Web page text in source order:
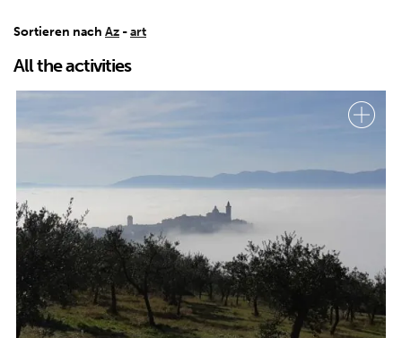
Sortieren nach Az -art
All the activities